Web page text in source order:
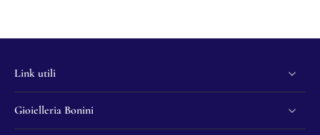
Link utili
Gioielleria Bonini